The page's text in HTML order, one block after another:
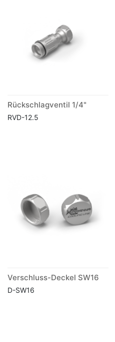
Rückschlagventil 1/4"
RVD-12.5
Verschluss-Deckel SW16
D-SW16